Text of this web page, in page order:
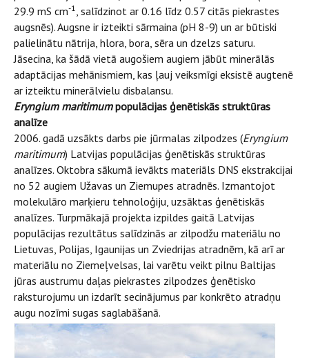
29.9 mS cm-1, salīdzinot ar 0.16 līdz 0.57 citās piekrastes
augsnēs). Augsne ir izteikti sārmaina (pH 8-9) un ar būtiski
palielinātu nātrija, hlora, bora, sēra un dzelzs saturu.
Jāsecina, ka šādā vietā augošiem augiem jābūt minerālās
adaptācijas mehānismiem, kas ļauj veiksmīgi eksistē augtenē
ar izteiktu minerālvielu disbalansu.
Eryngium maritimumpopulācijas ģenētiskās struktūras
analīze
2006. gadā uzsākts darbs pie jūrmalas zilpodzes (Eryngium
maritimum) Latvijas populācijas ģenētiskās struktūras
analīzes. Oktobra sākumā ievākts materiāls DNS ekstrakcijai
no 52 augiem Užavas un Ziemupes atradnēs. Izmantojot
molekulāro marķieru tehnoloģiju, uzsāktas ģenētiskās
analīzes. Turpmākajā projekta izpildes gaitā Latvijas
populācijas rezultātus salīdzinās ar zilpodžu materiālu no
Lietuvas, Polijas, Igaunijas un Zviedrijas atradnēm, kā arī ar
materiālu no Ziemeļvelsas, lai varētu veikt pilnu Baltijas
jūras austrumu daļas piekrastes zilpodzes ģenētisko
raksturojumu un izdarīt secinājumus par konkrēto atradņu
augu nozīmi sugas saglabāšanā.